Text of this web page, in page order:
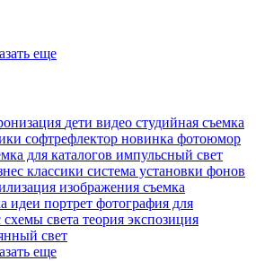
еще
дети видео студийная съемка
софтрефлектор новинка фотоюмор
для каталогов импульсный свет
классики система установки фонов
изображения съемка
идеи портрет фотография для
схемы света теория экспозиция
свет
еще